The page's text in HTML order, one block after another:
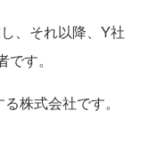
、それ以降、Y社
す。
株式会社です。